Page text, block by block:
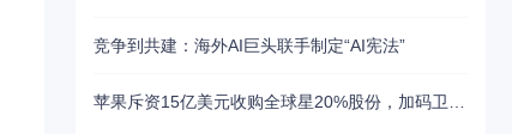
竞争到共建：海外AI巨头联手制定“AI宪法”